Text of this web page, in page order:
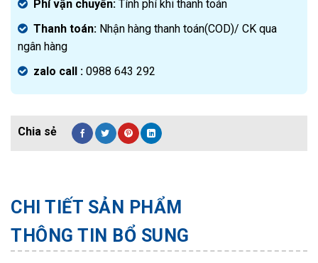
Phí vận chuyển: Tính phí khi thanh toán
Thanh toán: Nhận hàng thanh toán(COD)/ CK qua
ngân hàng
zalo call : 0988 643 292
CHI TIẾT SẢN PHẨM
THÔNG TIN BỔ SUNG